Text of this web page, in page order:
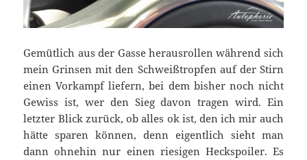
Gemütlich aus der Gasse herausrollen während sich
mein Grinsen mit den Schweißtropfen auf der Stirn
einen Vorkampf liefern, bei dem bisher noch nicht
Gewiss ist, wer den Sieg davon tragen wird. Ein
letzter Blick zurück, ob alles ok ist, den ich mir auch
hätte sparen können, denn eigentlich sieht man
dann ohnehin nur einen riesigen Heckspoiler. Es